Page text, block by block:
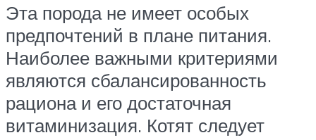
Эта порода не имеет особых
предпочтений в плане питания.
Наиболее важными критериями
являются сбалансированность
рациона и его достаточная
витаминизация. Котят следует